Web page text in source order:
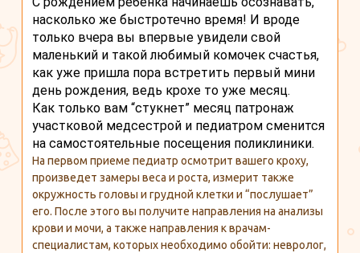
насколько же быстротечно время! И вроде
только вчера вы впервые увидели свой
маленький и такой любимый комочек счастья,
как уже пришла пора встретить первый мини
день рождения, ведь крохе то уже месяц.
Как только вам “стукнет” месяц патронаж
участковой медсестрой и педиатром сменится
на самостоятельные посещения поликлиники.
На первом приеме педиатр осмотрит вашего кроху,
произведет замеры веса и роста, измерит также
окружность головы и грудной клетки и “послушает”
его. После этого вы получите направления на анализы
крови и мочи, а также направления к врачам-
специалистам, которых необходимо обойти: невролог,